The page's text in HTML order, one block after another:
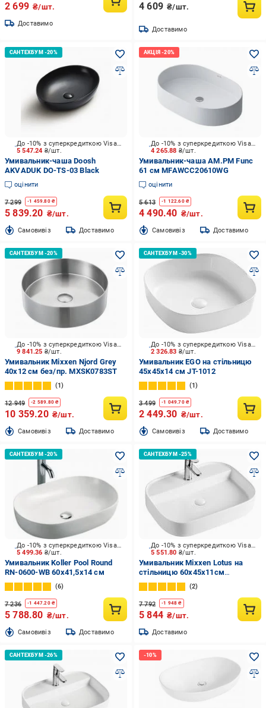
2 699 ₴/шт.
Доставимо
4 609 ₴/шт.
Доставимо
5 547.24 ₴/шт.
До -10% з суперкредиткою Visa Вигода
Умивальник-чаша Doosh
AKVADUK DO-TS-03 Black
оцінити
7 299 -1 459.80₴
5 839.20 ₴/шт.
Cамовивіз Доставимо
4 265.88 ₴/шт.
До -10% з суперкредиткою Visa Вигода
Умивальник-чаша AM.PM Func
61 см MFAWCC20610WG
оцінити
5 613 -1 122.60₴
4 490.40 ₴/шт.
Cамовивіз Доставимо
9 841.25 ₴/шт.
До -10% з суперкредиткою Visa Вигода
Умивальник Mixxen Njord Grey
40x12 см без/пр. MXSK0783ST
1
12 949 -2 589.80 ₴
10 359.20 ₴/шт.
Cамовивіз Доставимо
2 326.83 ₴/шт.
До -10% з суперкредиткою Visa Вигода
Умивальник EGO на стільницю
45х45х14 см JT-1012
1
3 499 -1 049.70₴
2 449.30 ₴/шт.
Cамовивіз Доставимо
5 499.36 ₴/шт.
До -10% з суперкредиткою Visa Вигода
Умивальник Koller Pool Round
RN-0600-WB 60х41,5х14 см
6
7 236 -1 447.20₴
5 788.80 ₴/шт.
Cамовивіз Доставимо
5 551.80 ₴/шт.
До -10% з суперкредиткою Visa Вигода
Умивальник Mixxen Lotus на
стільницю 60х45х11см
MXLT0626
2
7 792 -1 948 ₴
5 844 ₴/шт.
Доставимо